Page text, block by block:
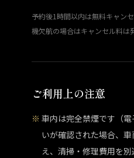
予約後1時間以内は無料キャン
機欠航の場合はキャンセル料は
ご利用上の注意
車内は完全禁煙です（
いが確認された場合、
え、清掃・修理費用を別